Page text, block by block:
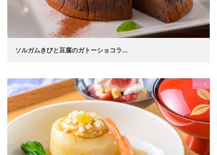
ソルガムきびと豆腐のガトーショコラ...
レシピ